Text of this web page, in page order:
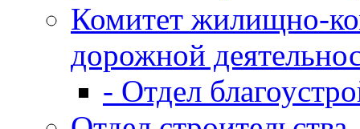
Комитет жилищно-
дорожной
- Отдел